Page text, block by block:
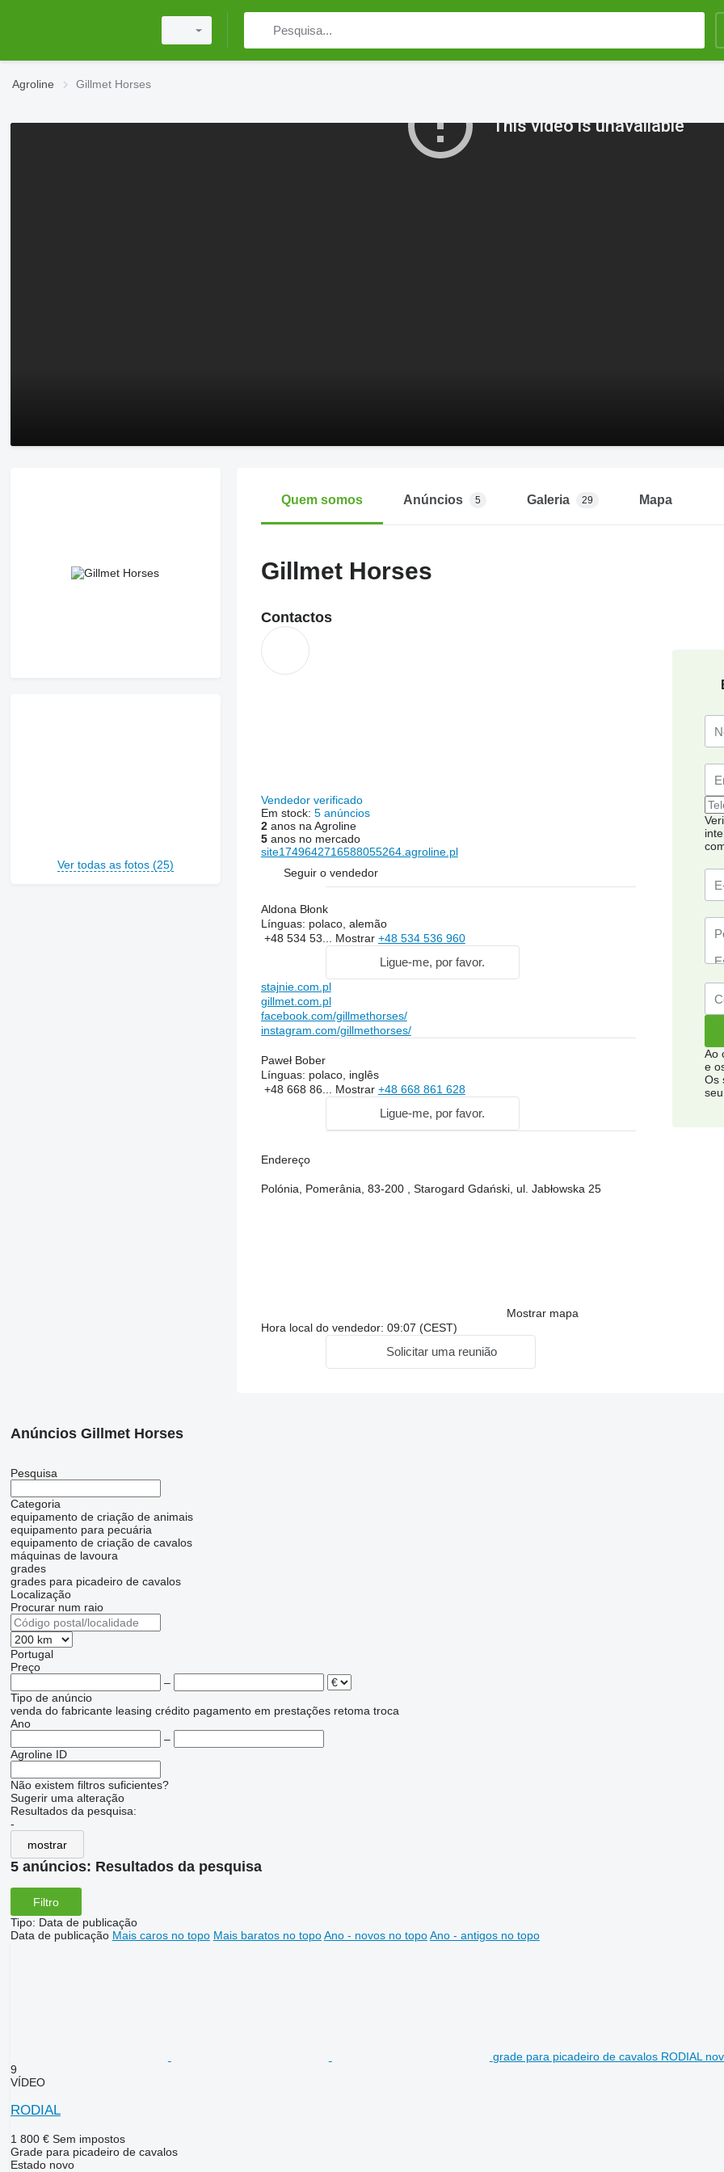
Agroline Gillmet Horses
Ver todas as fotos (25)
Quem somos Anúncios 5 Galeria 29 Mapa
Gillmet Horses
Contactos
Vendedor verificado
Em stock: 5 anúncios
2anos na Agroline
5anos no mercado
site1749642716588055264.agroline.pl
Seguir o vendedor
Aldona Błonk
Línguas: polaco, alemão
+48 534 53... Mostrar +48 534 536 960
Ligue-me, por favor.
stajnie.com.pl
gillmet.com.pl
facebook.com/gillmethorses/
instagram.com/gillmethorses/
Paweł Bober
Línguas: polaco, inglês
+48 668 86... Mostrar +48 668 861 628
Ligue-me, por favor.
Endereço
Polónia, Pomerânia, 83-200 , Starogard Gdański, ul. Jabłowska 25
Mostrar mapa
Hora local do vendedor: 09:07 (CEST)
Solicitar uma reunião
Ao
e
Os
Anúncios Gillmet Horses
Pesquisa
Categoria
equipamento de criação de animais
equipamento para pecuária
equipamento de criação de cavalos
máquinas de lavoura
grades
grades para picadeiro de cavalos
Localização
Procurar num raio
Portugal
Preço
–
Tipo de anúncio
venda do fabricante leasing crédito pagamento em prestações retoma troca
Ano
–
Agroline ID
Não existem filtros suficientes?
Sugerir uma alteração
Resultados da pesquisa:
-
mostrar
5 anúncios: Resultados da pesquisa
Filtro
Tipo: Data de publicação
Data de publicação Mais caros no topo Mais baratos no topo Ano - novos no topo Ano - antigos no topo
grade para picadeiro de cavalos RODIAL
9
VÍDEO
RODIAL
1 800 € Sem impostos
Grade para picadeiro de cavalos
Estadonovo